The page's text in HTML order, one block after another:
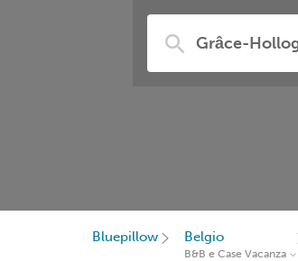
Bluepillow Belgio
B&B e Case Vacanza